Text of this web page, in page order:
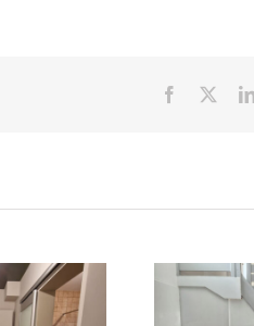
Facebook